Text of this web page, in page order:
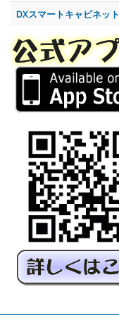
DXスマートキャビネット